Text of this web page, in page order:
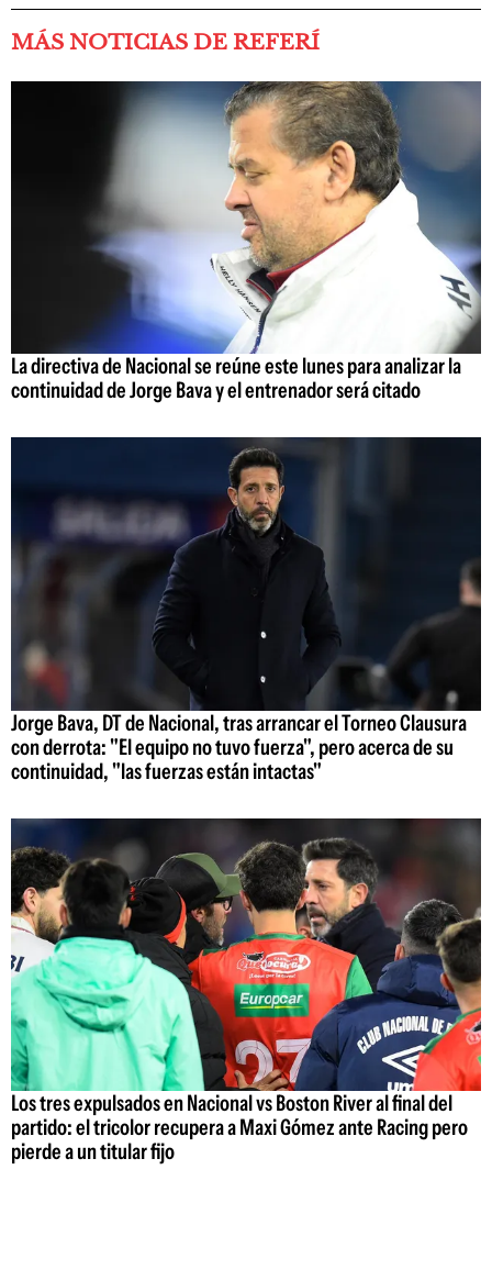
MÁS NOTICIAS DE REFERÍ
La directiva de Nacional se reúne este lunes para analizar la
continuidad de Jorge Bava y el entrenador será citado
Jorge Bava, DT de Nacional, tras arrancar el Torneo Clausura
con derrota: "El equipo no tuvo fuerza", pero acerca de su
continuidad, "las fuerzas están intactas"
Los tres expulsados en Nacional vs Boston River al final del
partido: el tricolor recupera a Maxi Gómez ante Racing pero
pierde a un titular fijo